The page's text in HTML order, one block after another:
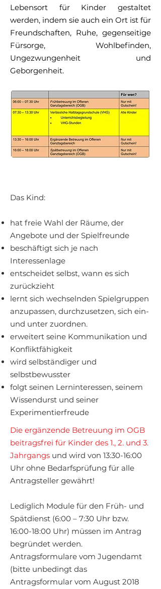
Lebensort für Kinder gestaltet
werden, indem sie auch ein Ort ist für
Freundschaften, Ruhe, gegenseitige
Fürsorge, Wohlbefinden,
Ungezwungenheit und
Geborgenheit.
Das Kind:
hat freie Wahl der Räume, der
Angebote und der Spielfreunde
beschäftigt sich je nach
Interessenlage
entscheidet selbst, wann es sich
zurückzieht
lernt sich wechselnden Spielgruppen
anzupassen, durchzusetzen, sich ein-
und unter zuordnen.
erweitert seine Kommunikation und
Konfliktfähigkeit
wird selbständiger und
selbstbewusster
folgt seinen Lerninteressen, seinem
Wissendurst und seiner
Experimentierfreude
Die ergänzende Betreuung im OGB
beitragsfrei für Kinder des 1., 2. und 3.
Jahrgangs und wird von 13:30-16:00
Uhr ohne Bedarfsprüfung für alle
Antragsteller gewährt!
Lediglich Module für den Früh- und
Spätdienst (6:00 – 7:30 Uhr bzw.
16:00-18:00 Uhr) müssen im Antrag
begründet werden.
Antragsformulare vom Jugendamt
(bitte unbedingt das
Antragsformular vom August 2018